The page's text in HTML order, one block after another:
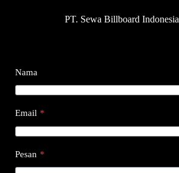
PT. Sewa Billboard Indonesia
Nama
Email *
Pesan *